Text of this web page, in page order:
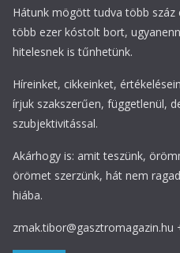
Hátunk mögött tudva több száz
több ezer kóstolt bort,
hitelesnek is tűnhetünk.
Híreinket, cikkeinket,
írjuk szakszerűen, függetlenül,
szubjektivitással.
Akárhogy is: amit teszünk,
örömet szerzünk, hát nem
hiába.
zmak.tibor@gasztromagazin.hu